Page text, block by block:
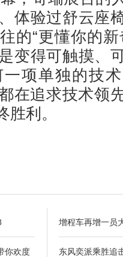
体验过舒云座
的“更懂你的
变得可触摸、
项单独的技
追求技术领
胜利。
你欢度
增程车再增一员
东风奕派乘胜追